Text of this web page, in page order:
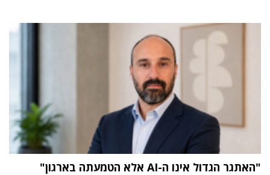
"האתגר הגדול אינו ה-AI אלא הטמעתה בארגון"